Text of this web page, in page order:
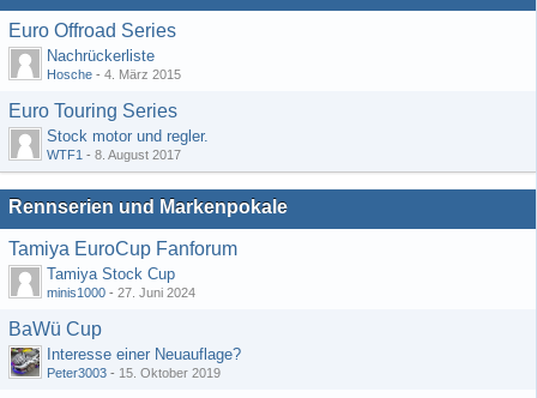
Euro Offroad Series
Nachrückerliste
Hosche - 4. März 2015
Euro Touring Series
Stock motor und regler.
WTF1 - 8. August 2017
Rennserien und Markenpokale
Tamiya EuroCup Fanforum
Tamiya Stock Cup
minis1000 - 27. Juni 2024
BaWü Cup
Interesse einer Neuauflage?
Peter3003 - 15. Oktober 2019